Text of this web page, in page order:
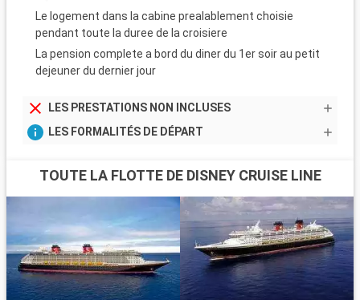
Le logement dans la cabine prealablement choisie
pendant toute la duree de la croisiere
La pension complete a bord du diner du 1er soir au petit
dejeuner du dernier jour
LES PRESTATIONS NON INCLUSES
LES FORMALITÉS DE DÉPART
TOUTE LA FLOTTE DE DISNEY CRUISE LINE